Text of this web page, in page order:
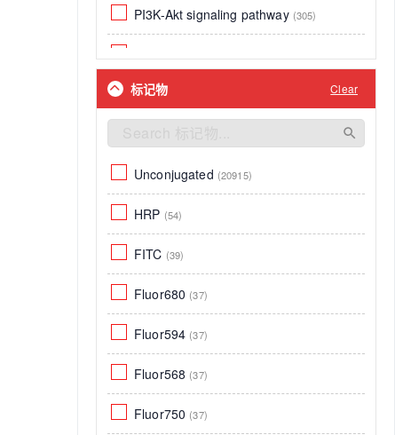
PI3K-Akt signaling pathway (305)
Apoptosis
TGF-beta signaling pathway
MAPK signaling pathway
Tags & Cell Markers
Jak-STAT signaling pathway
Autophagy(83)
Wnt signaling pathway
Hippo signaling pathway
标记物 Clear
Unconjugated (20915)
HRP (54)
FITC (39)
Fluor680 (37)
Fluor594 (37)
Fluor568 (37)
Fluor750 (37)
Rice
plant(2)
Fruitfly(2)
Nematode(2)
Saccharomyces Cerevisiae
KSHV
Macaca mulatta
Golden hamster
Firefly
S. cerevisiae
VV、Vaccinia virus